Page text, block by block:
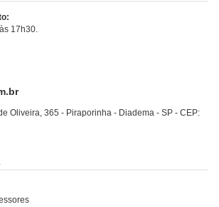
17h30.
Oliveira, 365 - Piraporinha - Diadema - SP - CEP: